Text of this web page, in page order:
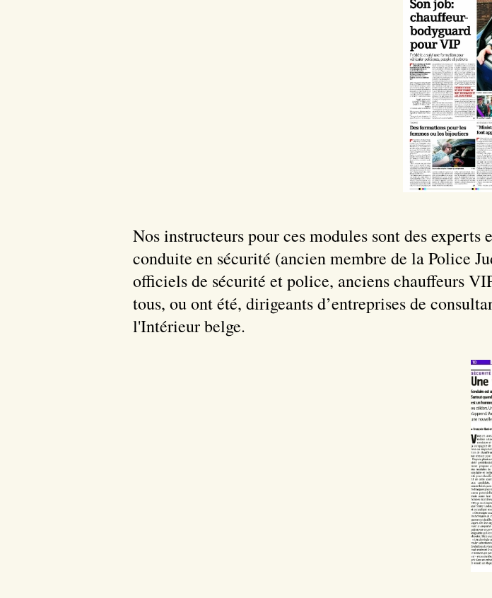
Nos instructeurs pour ces modules sont des
conduite en sécurité (ancien membre de la Police
officiels de sécurité et police, anciens chauffeurs
tous, ou ont été, dirigeants d’entreprises de
l'Intérieur belge.